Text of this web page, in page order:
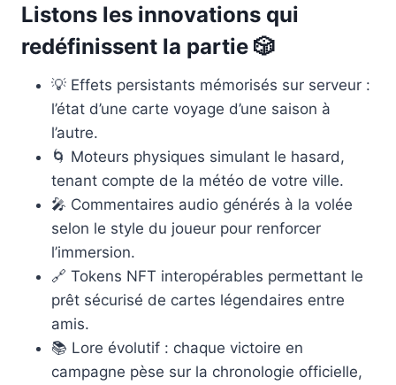
Listons les innovations qui
redéfinissent la partie 🎲
💡 Effets persistants mémorisés sur serveur :
l’état d’une carte voyage d’une saison à
l’autre.
🌀 Moteurs physiques simulant le hasard,
tenant compte de la météo de votre ville.
🎤 Commentaires audio générés à la volée
selon le style du joueur pour renforcer
l’immersion.
🔗 Tokens NFT interopérables permettant le
prêt sécurisé de cartes légendaires entre
amis.
📚 Lore évolutif : chaque victoire en
campagne pèse sur la chronologie officielle,